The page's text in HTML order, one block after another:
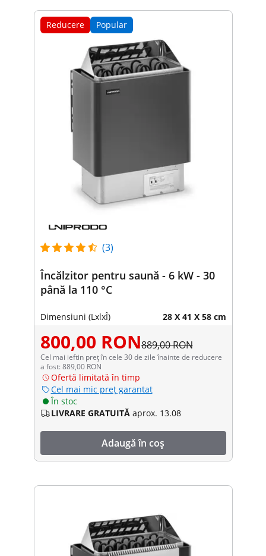
Reducere Popular
(3)
Încălzitor pentru saună - 6 kW - 30
până la 110 °C
Dimensiuni (LxlxÎ) 28 X 41 X 58 cm
800,00 RON889,00 RON
Cel mai ieftin preț în cele 30 de zile înainte de reducere
a fost: 889,00 RON
Ofertă limitată în timp
Cel mai mic preț garantat
În stoc
LIVRARE GRATUITĂ aprox. 13.08
Adaugă în coș